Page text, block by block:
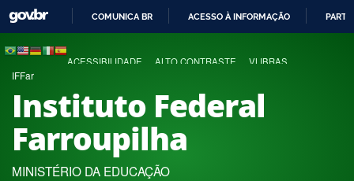
COMUNICA BR ACESSO À INFORMAÇÃO
ACESSIBILIDADE ALTO CONTRASTE VLIBRAS
IFFar
Instituto Federal
Farroupilha
MINISTÉRIO DA EDUCAÇÃO